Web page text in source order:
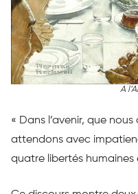
A
« Dans l’avenir, que
attendons avec
quatre libertés humaines